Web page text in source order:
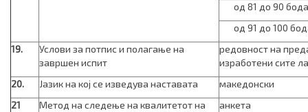
од 81 до 90 бода
од 91 до 100
19.
Услови за потпис и полагање на
завршен испит
редовност на
изработени сите
20.
Јазик на кој се изведува наставата
македонски
21
Метод на следење на квалитетот на
анкета